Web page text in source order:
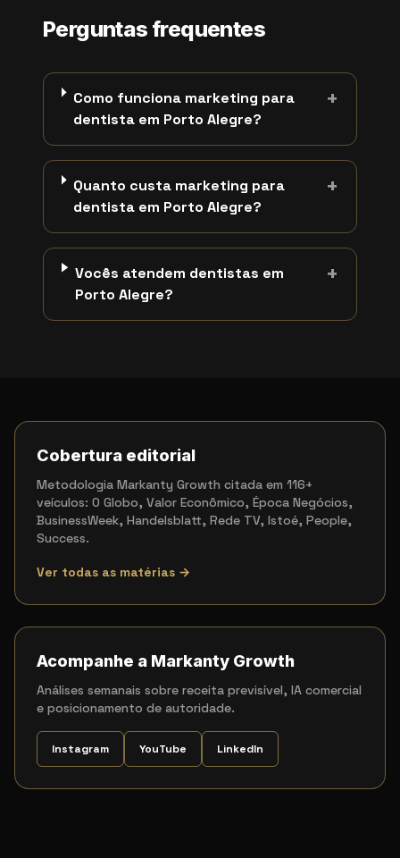
Perguntas frequentes
Como funciona marketing para
dentista em Porto Alegre?
+
Quanto custa marketing para
dentista em Porto Alegre?
+
Vocês atendem dentistas em
Porto Alegre?
+
Cobertura editorial
Metodologia Markanty Growth citada em 116+
veículos: O Globo, Valor Econômico, Época Negócios,
BusinessWeek, Handelsblatt, Rede TV, Istoé, People,
Success.
Ver todas as matérias →
Acompanhe a Markanty Growth
Análises semanais sobre receita previsível, IA comercial
e posicionamento de autoridade.
Instagram YouTube LinkedIn